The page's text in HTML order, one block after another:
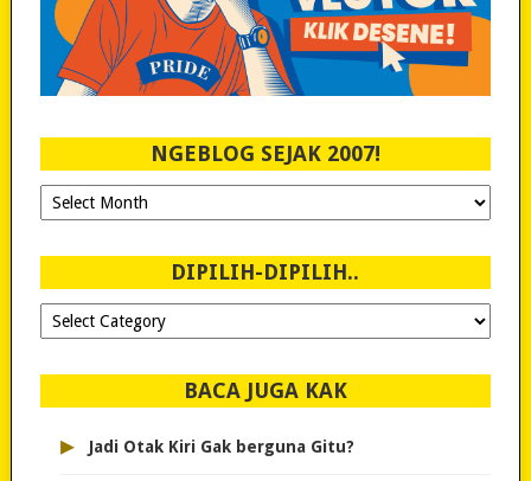
NGEBLOG SEJAK 2007!
Ngeblog
Sejak
DIPILIH-DIPILIH..
Dipilih-
dipilih..
BACA JUGA KAK
▸ Jadi Otak Kiri Gak berguna Gitu?